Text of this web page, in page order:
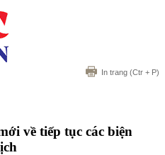
In trang (Ctr + P)
về tiếp tục các biện